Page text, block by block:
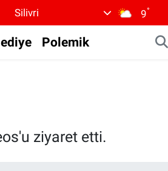
Silivri 9°
Polemik
ziyaret etti.